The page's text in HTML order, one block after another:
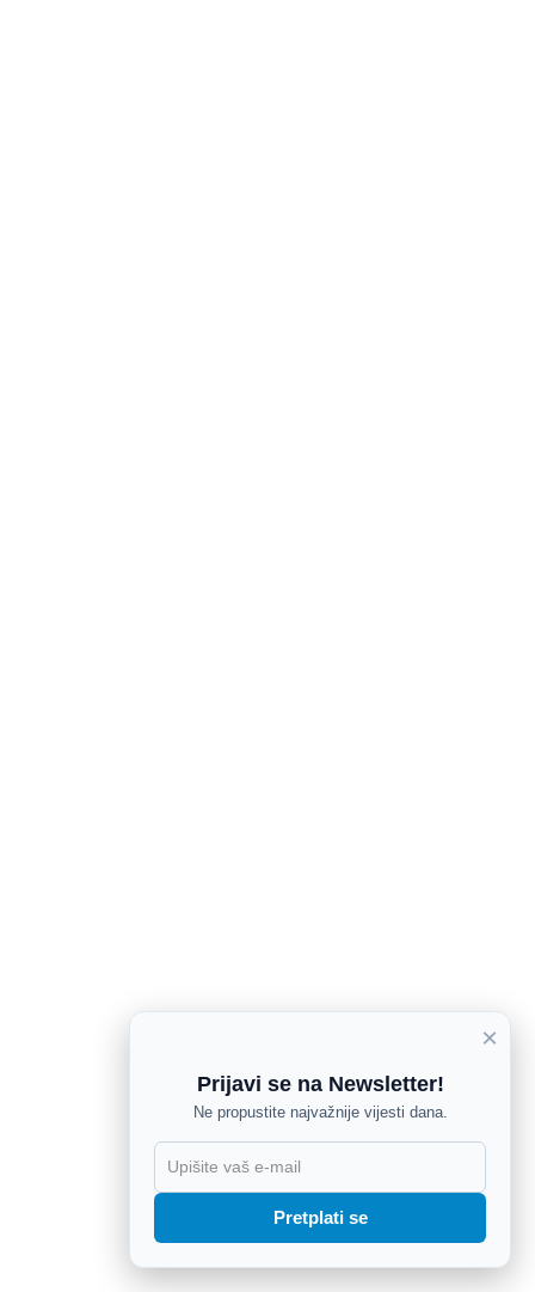
×
Prijavi se na Newsletter!
Ne propustite najvažnije vijesti dana.
Pretplati se